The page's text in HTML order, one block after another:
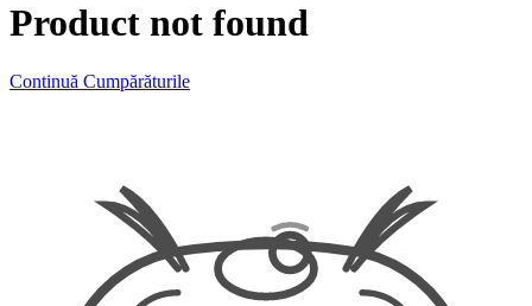
Product not found
Continuă Cumpărăturile